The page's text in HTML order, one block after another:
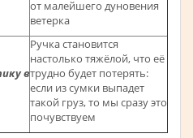
от малейшего дуновения
ветерка
в
Ручка становится
настолько тяжёлой, что её
трудно будет потерять:
если из сумки выпадет
такой груз, то мы сразу это
почувствуем